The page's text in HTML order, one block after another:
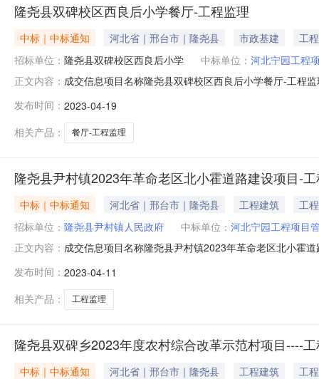
隆尧县双碑校区西良后小学餐厅-工程监理
中标｜中标通知 河北省｜邢台市｜隆尧县 市政基建
工程
招标单位： 隆尧县双碑校区西良后小学 中标单位： 河北宁园工程
正文内容： 成交信息项目名称隆尧县双碑校区西良后小学餐厅-工程
发布时间： 2023-04-19
相关产品：
餐厅-工程监理
隆尧县尹村镇2023年革命老区北小霍道路建设项目-
中标｜中标通知 河北省｜邢台市｜隆尧县 工程建筑
工程
招标单位： 隆尧县尹村镇人民政府 中标单位： 河北宁园工程项目
正文内容： 成交信息项目名称隆尧县尹村镇2023年革命老区北小霍
发布时间： 2023-04-11
相关产品：
工程监理
隆尧县双碑乡2023年度农村综合改革示范村项目----
中标｜中标通知 河北省｜邢台市｜隆尧县 工程建筑
工程